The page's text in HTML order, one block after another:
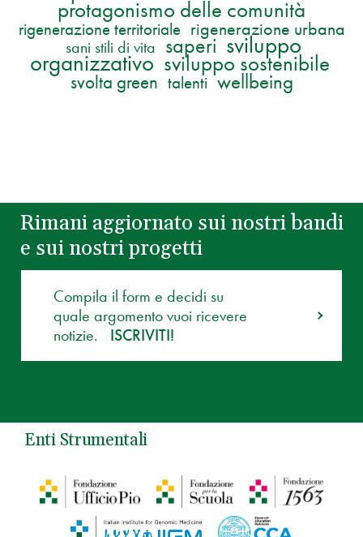
protagonismo delle comunità
rigenerazione territoriale rigenerazione urbana
sani stili di vita saperi sviluppo
organizzativo sviluppo sostenibile
svolta green talenti wellbeing
Rimani aggiornato sui nostri bandi
e sui nostri progetti
Compila il form e decidi su
quale argomento vuoi ricevere
notizie.
ISCRIVITI!
Enti Strumentali